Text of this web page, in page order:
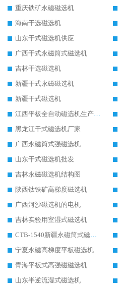
重庆铁矿永磁磁选机
海南干选磁选机
山东干式磁选机供应
广西干式永磁筒式磁选机
吉林干选磁选机
新疆干式永磁磁选机
新疆干式磁选机
江西平板全自动磁选机生产厂家
黑龙江干式磁选机厂家
广西永磁筒式强磁选机
山东干式磁选机批发
吉林永磁磁选机结构图
陕西钛铁矿高梯度磁选机
广西河沙磁选机的电机
吉林实验用室湿式磁选机
CTB-1540新疆永磁筒式磁选机
宁夏永磁高梯度平板磁选机
青海平板式高强磁磁选机
山东半逆流湿式磁选机